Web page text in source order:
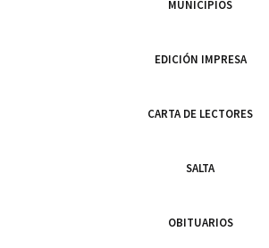
MUNICIPIOS
EDICIÓN IMPRESA
CARTA DE LECTORES
SALTA
OBITUARIOS